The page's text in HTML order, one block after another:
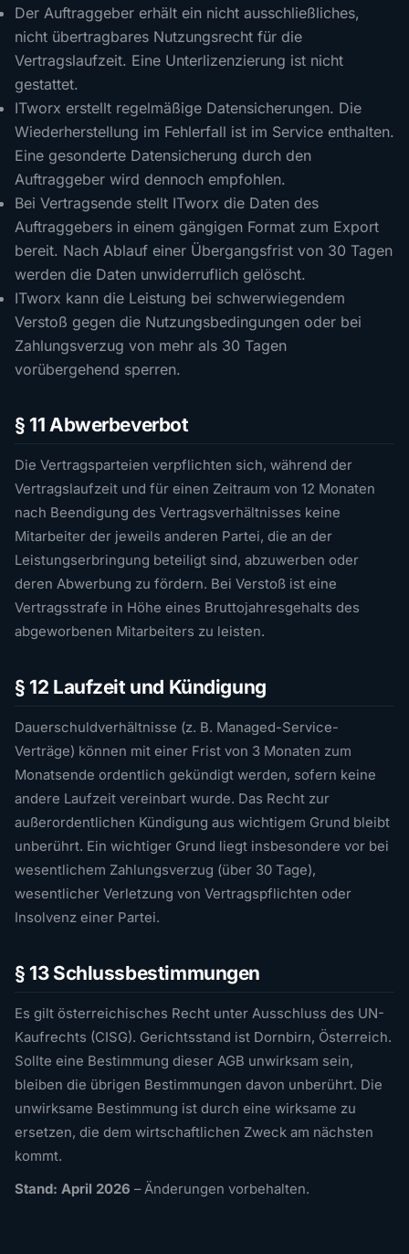
Der Auftraggeber erhält ein nicht ausschließliches,
nicht übertragbares Nutzungsrecht für die
Vertragslaufzeit. Eine Unterlizenzierung ist nicht
gestattet.
ITworx erstellt regelmäßige Datensicherungen. Die
Wiederherstellung im Fehlerfall ist im Service enthalten.
Eine gesonderte Datensicherung durch den
Auftraggeber wird dennoch empfohlen.
Bei Vertragsende stellt ITworx die Daten des
Auftraggebers in einem gängigen Format zum Export
bereit. Nach Ablauf einer Übergangsfrist von 30 Tagen
werden die Daten unwiderruflich gelöscht.
ITworx kann die Leistung bei schwerwiegendem
Verstoß gegen die Nutzungsbedingungen oder bei
Zahlungsverzug von mehr als 30 Tagen
vorübergehend sperren.
§ 11 Abwerbeverbot
Die Vertragsparteien verpflichten sich, während der
Vertragslaufzeit und für einen Zeitraum von 12 Monaten
nach Beendigung des Vertragsverhältnisses keine
Mitarbeiter der jeweils anderen Partei, die an der
Leistungserbringung beteiligt sind, abzuwerben oder
deren Abwerbung zu fördern. Bei Verstoß ist eine
Vertragsstrafe in Höhe eines Bruttojahresgehalts des
abgeworbenen Mitarbeiters zu leisten.
§ 12 Laufzeit und Kündigung
Dauerschuldverhältnisse (z. B. Managed-Service-
Verträge) können mit einer Frist von 3 Monaten zum
Monatsende ordentlich gekündigt werden, sofern keine
andere Laufzeit vereinbart wurde. Das Recht zur
außerordentlichen Kündigung aus wichtigem Grund bleibt
unberührt. Ein wichtiger Grund liegt insbesondere vor bei
wesentlichem Zahlungsverzug (über 30 Tage),
wesentlicher Verletzung von Vertragspflichten oder
Insolvenz einer Partei.
§ 13 Schlussbestimmungen
Es gilt österreichisches Recht unter Ausschluss des UN-
Kaufrechts (CISG). Gerichtsstand ist Dornbirn, Österreich.
Sollte eine Bestimmung dieser AGB unwirksam sein,
bleiben die übrigen Bestimmungen davon unberührt. Die
unwirksame Bestimmung ist durch eine wirksame zu
ersetzen, die dem wirtschaftlichen Zweck am nächsten
kommt.
Stand: April 2026 – Änderungen vorbehalten.